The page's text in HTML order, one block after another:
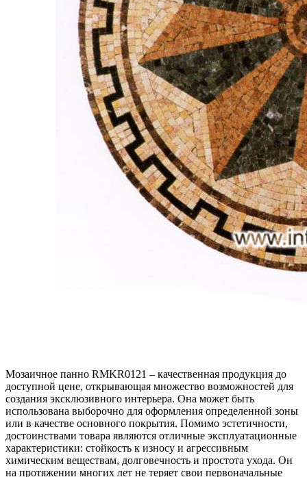
Мозаичное панно RMKR0121 – качественная продукция до
доступной цене, открывающая множество возможностей для
создания эксклюзивного интерьера. Она может быть
использована выборочно для оформления определенной зоны
или в качестве основного покрытия. Помимо эстетичности,
достоинствами товара являются отличные эксплуатационные
характеристики: стойкость к износу и агрессивным
химическим веществам, долговечность и простота ухода. Он
на протяжении многих лет не теряет свои первоначальные